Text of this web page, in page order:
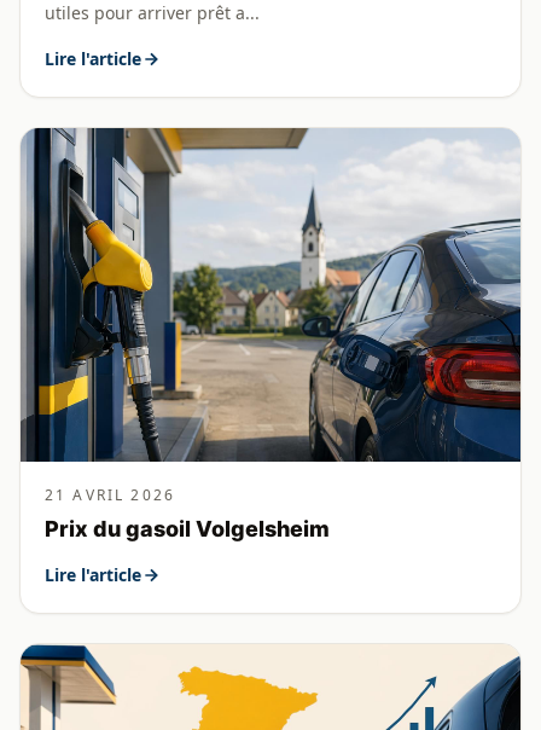
utiles pour arriver prêt a...
Lire l'article
21 AVRIL 2026
Prix du gasoil Volgelsheim
Lire l'article